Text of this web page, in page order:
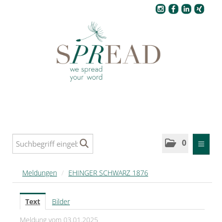
0
MELDUNGEN
SPREAD
SPREAD Medleys für Deutschland
Meldungen / EHINGER SCHWARZ 1876
Text
Bilder
Meldung vom 03.01.2025